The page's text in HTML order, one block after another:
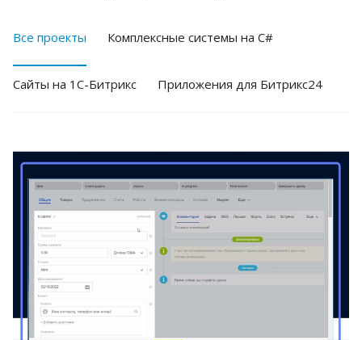
Все проекты Комплексные системы на C#
Cайты на 1С-Битрикс Приложения для Битрикс24
Смотреть проект